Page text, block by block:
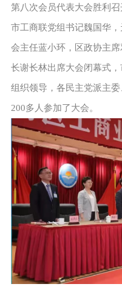
第八次会员代表大会胜利
市工商联党组书记魏国华
会主任蓝小环，区政协主
长谢长林出席大会闭幕式
组织领导，各民主党派主
200多人参加了大会。